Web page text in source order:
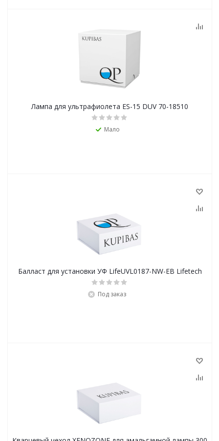
Лампа для ультрафиолета ES-15 DUV 70-18510
Мало
Балласт для установки УФ LifeUVL0187-NW-EB Lifetech
Под заказ